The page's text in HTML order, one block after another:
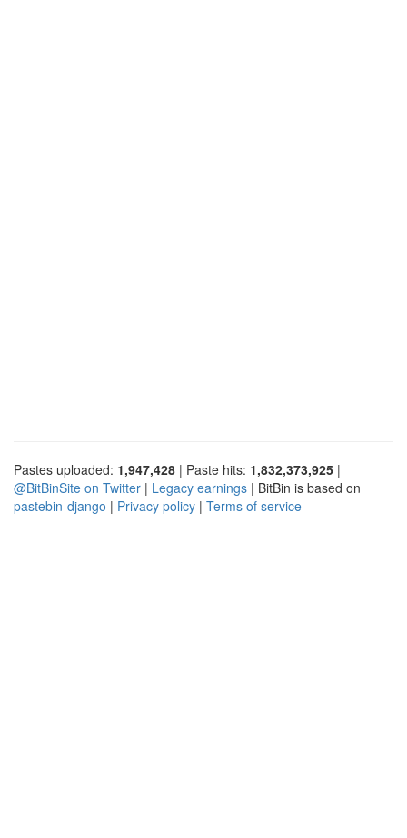
Pastes uploaded: 1,947,428 | Paste hits: 1,832,373,925 |
@BitBinSite on Twitter | Legacy earnings | BitBin is based on
pastebin-django | Privacy policy | Terms of service